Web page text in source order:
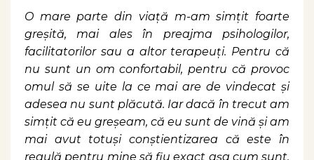
O mare parte din viață m-am simțit foarte
greșită, mai ales în preajma psihologilor,
facilitatorilor sau a altor terapeuți. Pentru că
nu sunt un om confortabil, pentru că provoc
omul să se uite la ce mai are de vindecat și
adesea nu sunt plăcută. Iar dacă în trecut am
simțit că eu greșeam, că eu sunt de vină și am
mai avut totuși conștientizarea că este în
regulă pentru mine să fiu exact așa cum sunt,